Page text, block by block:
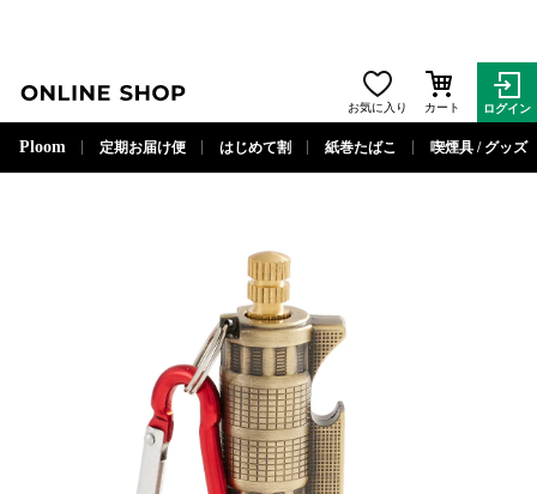
お気に入り カート ログイン
Ploom 定期お届け便 はじめて割 紙巻たばこ 喫煙具 / グッズ